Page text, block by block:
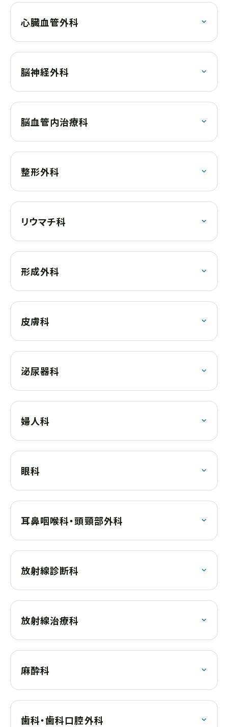
心臓血管外科
脳神経外科
脳血管内治療科
整形外科
リウマチ科
形成外科
皮膚科
泌尿器科
婦人科
眼科
耳鼻咽喉科・頭頸部外科
放射線診断科
放射線治療科
麻酔科
歯科・歯科口腔外科